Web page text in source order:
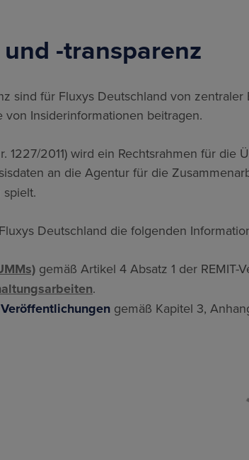
-transparenz
sind für Fluxys Deutschland von
Insiderinformationen beitragen.
1227/2011) wird ein Rechtsrahmen für
an die Agentur für die
Deutschland die folgenden
gemäß Artikel 4 Absatz 1 der REMIT-
.
Veröffentlichungen gemäß Kapitel 3,